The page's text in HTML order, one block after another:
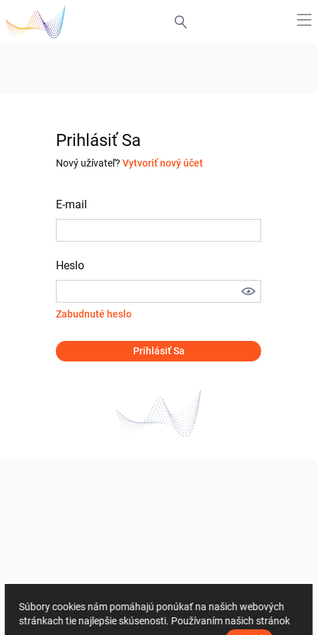
Prihlásiť Sa
Nový užívateľ? Vytvoriť nový účet
E-mail
Heslo
Zabudnuté heslo
Prihlásiť Sa
Súbory cookies nám pomáhajú ponúkať na našich webových
stránkach tie najlepšie skúsenosti. Používaním našich stránok